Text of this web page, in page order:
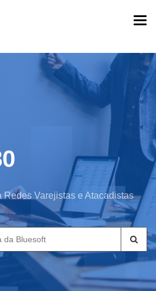
Redes Varejistas e Atacadistas